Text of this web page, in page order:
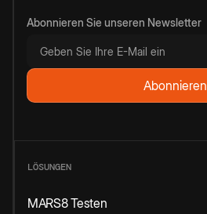
Abonnieren Sie unseren Newsletter
LÖSUNGEN
MARS8 Testen